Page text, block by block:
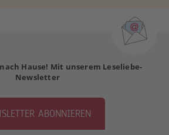
Hause! Mit unserem Leseliebe-
Newsletter
ABONNIEREN